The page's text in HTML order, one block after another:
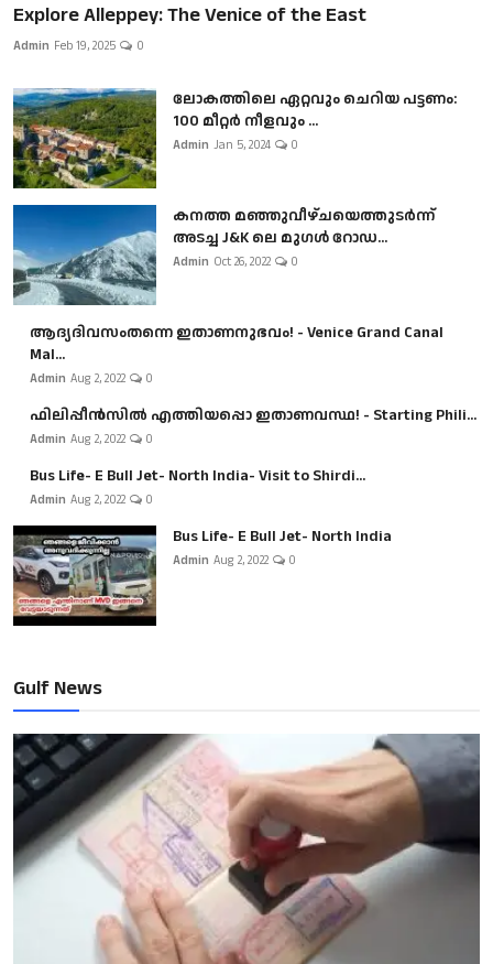
Explore Alleppey: The Venice of the East
Admin Feb 19, 2025 0
ലോകത്തിലെ ഏറ്റവും ചെറിയ പട്ടണം:
100 മീറ്റർ നീളവും ...
Admin Jan 5, 2024 0
കനത്ത മഞ്ഞുവീഴ്ചയെത്തുടർന്ന്
അടച്ച J&K ലെ മുഗൾ റോഡ...
Admin Oct 26, 2022 0
ആദ്യദിവസംതന്നെ ഇതാണനുഭവം! - Venice Grand Canal
Mal...
Admin Aug 2, 2022 0
ഫിലിപ്പീൻസിൽ എത്തിയപ്പൊ ഇതാണവസ്ഥ! - Starting Phili...
Admin Aug 2, 2022 0
Bus Life- E Bull Jet- North India- Visit to Shirdi...
Admin Aug 2, 2022 0
Bus Life- E Bull Jet- North India
Admin Aug 2, 2022 0
Gulf News